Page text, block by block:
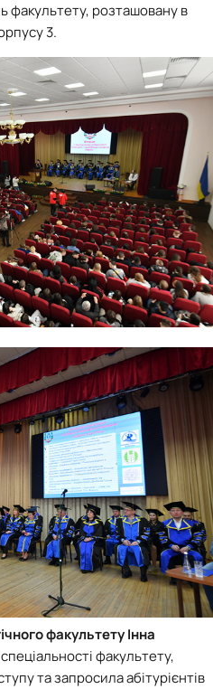
факультету, розташовану в
3.
факультетуІнна
факультету,
та запросила абітурієнтів